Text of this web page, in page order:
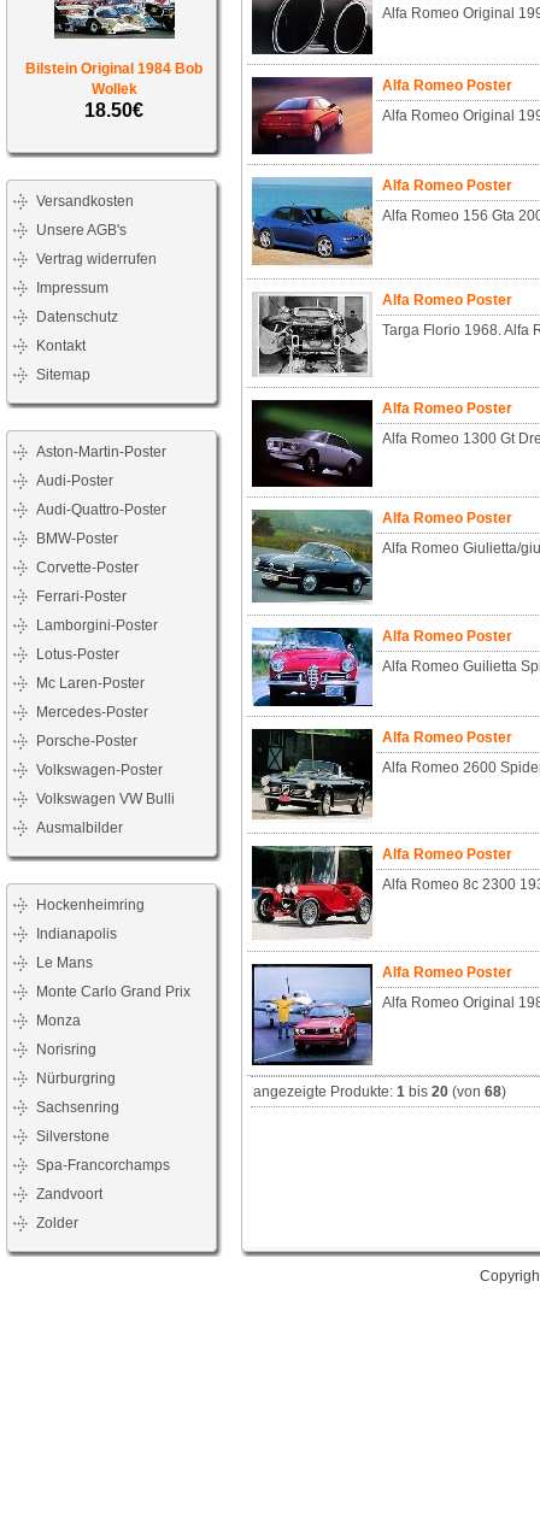
Bilstein Original 1984 Bob
Wollek
18.50€
Versandkosten
Unsere AGB's
Vertrag widerrufen
Impressum
Datenschutz
Kontakt
Sitemap
Aston-Martin-Poster
Audi-Poster
Audi-Quattro-Poster
BMW-Poster
Corvette-Poster
Ferrari-Poster
Lamborgini-Poster
Lotus-Poster
Mc Laren-Poster
Mercedes-Poster
Porsche-Poster
Volkswagen-Poster
Volkswagen VW Bulli
Ausmalbilder
Hockenheimring
Indianapolis
Le Mans
Monte Carlo Grand Prix
Monza
Norisring
Nürburgring
Sachsenring
Silverstone
Spa-Francorchamps
Zandvoort
Zolder
Alfa Romeo Original
Alfa Romeo Poster
Alfa Romeo Original
Alfa Romeo Poster
Alfa Romeo 156 Gta
Alfa Romeo Poster
Targa Florio 1968. Alfa
Alfa Romeo Poster
Alfa Romeo 1300 Gt
Alfa Romeo Poster
Alfa Romeo Giulietta/
Alfa Romeo Poster
Alfa Romeo Guilietta
Alfa Romeo Poster
Alfa Romeo 2600
Alfa Romeo Poster
Alfa Romeo 8c 2300
Alfa Romeo Poster
Alfa Romeo Original
angezeigte Produkte:1 bis20 (von68)